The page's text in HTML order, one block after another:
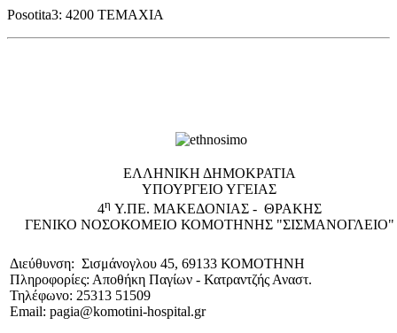
Posotita3: 4200 ΤΕΜΑΧΙΑ
EΛΛΗΝΙΚΗ ΔΗΜΟΚΡΑΤΙΑ
ΥΠΟΥΡΓΕΙΟ ΥΓΕΙΑΣ
4η Υ.ΠΕ. ΜΑΚΕΔΟΝΙΑΣ - ΘΡΑΚΗΣ
ΓΕΝΙΚΟ NΟΣΟΚΟΜΕΙΟ ΚΟΜΟΤΗΝΗΣ "ΣΙΣΜΑΝΟΓΛΕΙΟ"
Διεύθυνση: Σισμάνογλου 45, 69133 ΚΟΜΟΤΗΝΗ
Πληροφορίες: Αποθήκη Παγίων - Κατραντζής Αναστ.
Τηλέφωνο: 25313 51509
Email: pagia@komotini-hospital.gr